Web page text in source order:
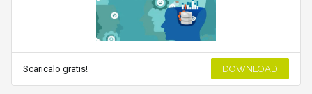
Scaricalo gratis! DOWNLOAD